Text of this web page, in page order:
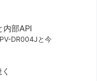
部API
DR004Jと今